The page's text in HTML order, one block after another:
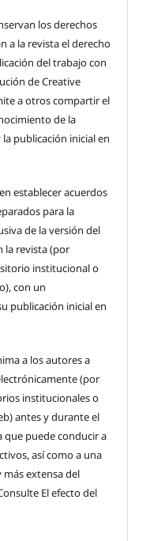
los derechos
a la revista el derecho
del trabajo con
de Creative
a otros compartir el
de la
publicación inicial en
establecer acuerdos
para la
de la versión del
la revista (por
institucional o
con un
publicación inicial en
a los autores a
(por
institucionales o
antes y durante el
que puede conducir a
así como a una
extensa del
El efecto del